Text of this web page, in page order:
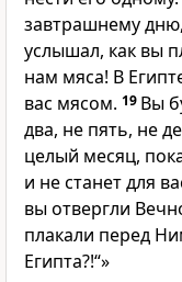
завтрашнему
услышал, как вы
нам мяса! В
вас мясом. 19 Вы
два, не пять, не
целый месяц,
и не станет для
вы отвергли
плакали перед
Египта?!“»